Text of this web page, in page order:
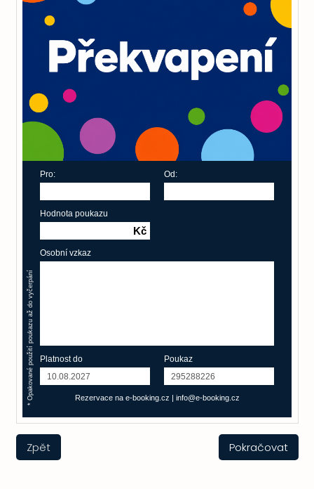
Pro: Od:
Hodnota poukazu
Kč
Osobní vzkaz
Platnost do Poukaz
Rezervace na e-booking.cz | info@e-booking.cz
* Opakované použití poukazu až do vyčerpání
Zpět Pokračovat